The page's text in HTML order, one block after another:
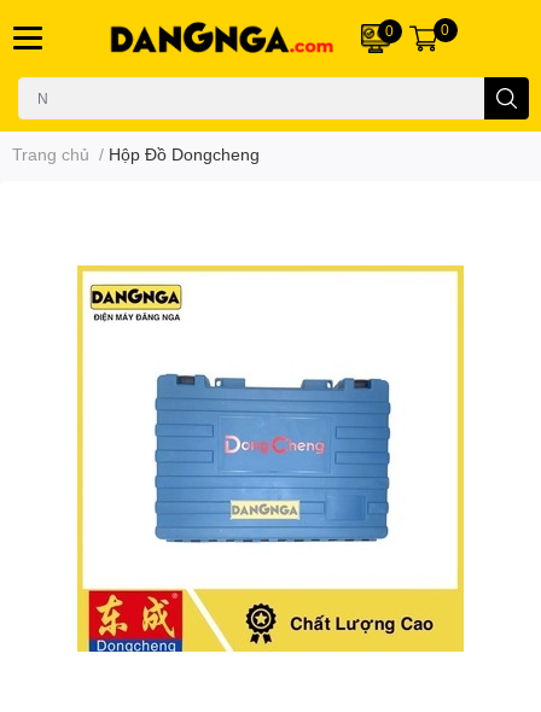
0 0
Trang chủ / Hộp Đồ Dongcheng